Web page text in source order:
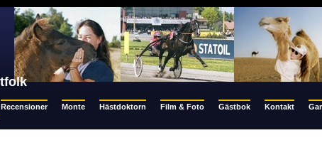
Recensioner Monte Hästdoktorn Film & Foto Gästbok Kontakt